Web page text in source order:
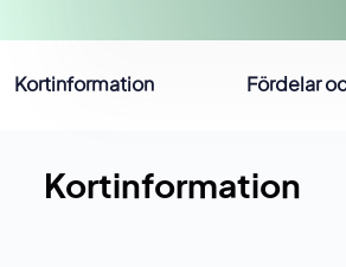
Kortinformation Fördelar
Kortinformation